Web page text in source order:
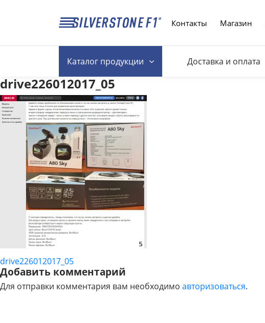
Контакты Магазин
Каталогпродукции Доставка и оплата
drive226012017_05
НАВИГАЦИЯ
ПО
drive226012017_05
Добавить комментарий
Для отправки комментария вам необходимо авторизоваться.